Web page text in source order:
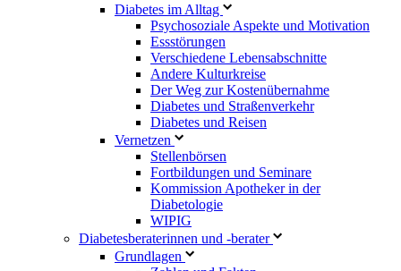
Diabetes im Alltag
Psychosoziale Aspekte und Motivation
Essstörungen
Verschiedene Lebensabschnitte
Andere Kulturkreise
Der Weg zur Kostenübernahme
Diabetes und Straßenverkehr
Diabetes und Reisen
Vernetzen
Stellenbörsen
Fortbildungen und Seminare
Kommission Apotheker in der
Diabetologie
WIPIG
Diabetesberaterinnen und -berater
Grundlagen